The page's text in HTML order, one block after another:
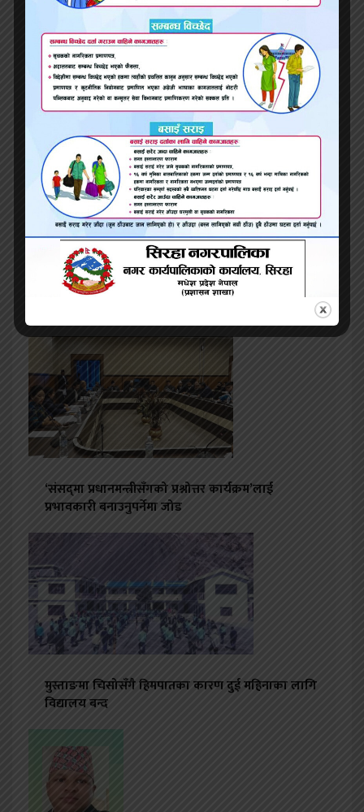
प्रतिक्रिया
सम्बन्धित समाचार
मोरङको विस्तारमा आत्मा, माटो र आकाशको अनन्त
‘संसद‍्मा प्रधानमन्त्रीसँगको प्रश्नोत्तर कार्यक्रम’लाई
प्रभावकारी बनाउनुपर्नेमा जोड
मुस्ताङमा चिसोसँगै हिमपातका कारण दुई महिनाका लागि
विद्यालय बन्द